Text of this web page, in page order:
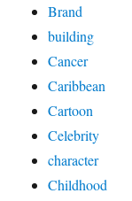
Brand
building
Cancer
Caribbean
Cartoon
Celebrity
character
Childhood